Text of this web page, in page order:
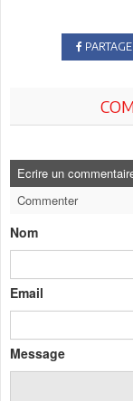
Ecrire un
Commenter
Nom
Email
Message